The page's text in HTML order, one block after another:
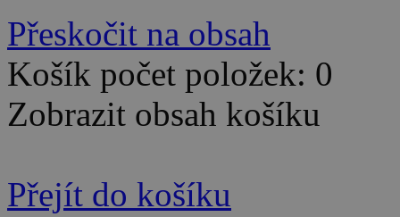
Přeskočit na obsah
Košík počet položek: 0
Zobrazit obsah košíku
Přejít do košíku